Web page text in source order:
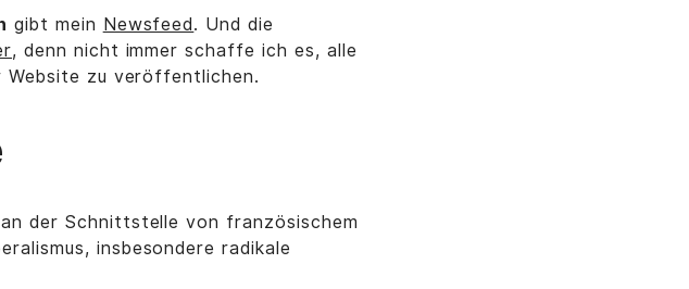
gibt mein Newsfeed. Und die
, denn nicht immer schaffe ich es, alle
Website zu veröffentlichen.
der Schnittstelle von französischem
insbesondere radikale